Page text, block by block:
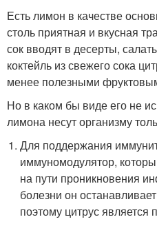
Есть лимон в качестве
столь приятная и вкусная
сок вводят в десерты,
коктейль из свежего сока
менее полезными
Но в каком бы виде его не
лимона несут организму
Для поддержания
иммуномодулятор,
на пути проникновения
болезни он
поэтому цитрус